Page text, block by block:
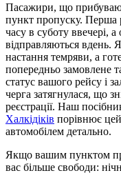
Пасажири, що
пункт пропуску. Перша
часу в суботу ввечері,
відправляються вдень.
настання темряви, а
попередньо замовлене
статус вашого рейсу і
черга затягнулася, що
реєстрації. Наш
Халкідіків порівнює
автомобілем детально.
Якщо вашим пунктом
вас більше свободи: